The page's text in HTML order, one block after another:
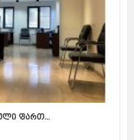
ფართ...